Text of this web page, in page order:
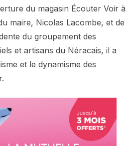
du magasin Écouter Voir à
maire, Nicolas Lacombe, et de
du groupement des
et artisans du Néracais, il a
et le dynamisme des